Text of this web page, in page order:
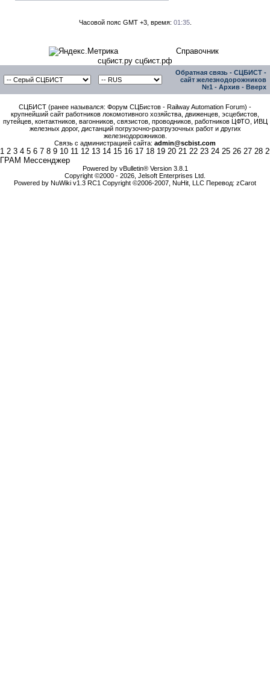
Часовой пояс GMT +3, время: 01:35.
Справочник
сцбист.ру сцбист.рф
Обратная связь - СЦБИСТ -
сайт железнодорожников
№1 - Архив - Вверх
СЦБИСТ (ранее назывался: Форум СЦБистов - Railway Automation Forum) -
крупнейший сайт работников локомотивного хозяйства, движенцев, эсцебистов,
путейцев, контактников, вагонников, связистов, проводников, работников ЦФТО, ИВЦ
железных дорог, дистанций погрузочно-разгрузочных работ и других
железнодорожников.
Связь с администрацией сайта: admin@scbist.com
1 2 3 4 5 6 7 8 9 10 11 12 13 14 15 16 17 18 19 20 21 22 23 24 25 26 27 28
ГРАМ Мессенджер
Powered by vBulletin® Version 3.8.1
Copyright ©2000 - 2026, Jelsoft Enterprises Ltd.
Powered by NuWiki v1.3 RC1 Copyright ©2006-2007, NuHit, LLC Перевод: zCarot